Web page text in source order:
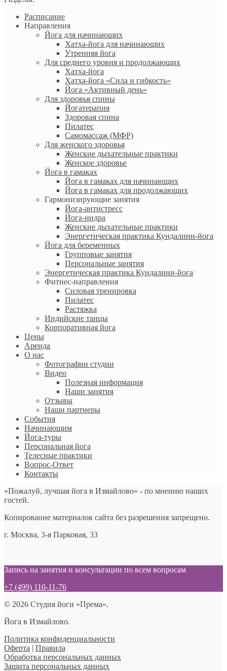
Расписание
Направления
Йога для начинающих
Хатха-йога для начинающих
Утренняя йога
Для среднего уровня и продолжающих
Хатха-йога
Хатха-йога «Сила и гибкость»
Йога «Активный день»
Для здоровья спины
Йогатерапия
Здоровая спина
Пилатес
Самомассаж (МФР)
Для женского здоровья
Женские дыхательные практики
Женское здоровье
Йога в гамаках
Йога в гамаках для начинающих
Йога в гамаках для продолжающих
Гармонизирующие занятия
Йога-антистресс
Йога-нидра
Женские дыхательные практики
Энергетическая практика Кундалини-йога
Йога для беременных
Групповые занятия
Персональные занятия
Энергетическая практика Кундалини-йога
Фитнес-направления
Силовая тренировка
Пилатес
Растяжка
Индийские танцы
Корпоративная йога
Цены
Аренда
О нас
Фотографии студии
Видео
Полезная информация
Наши занятия
Отзывы
Наши партнеры
События
Начинающим
Йога-туры
Персональная йога
Телесные практики
Вопрос-Ответ
Контакты
«Пожалуй, лучшая йога в Измайлово» - по мнению наших
гостей.
Копирование материалов сайта без разрешения запрещено.
г. Москва, 3-я Парковая, 33
Запись на занятия и консультации по всем вопросам
+7 (499) 110-11-76
© 2026 Студия йоги «Према».
Йога в Измайлово.
Политика конфиденциальности
Оферта | Правила
Обработка персональных данных
Защита персональных данных